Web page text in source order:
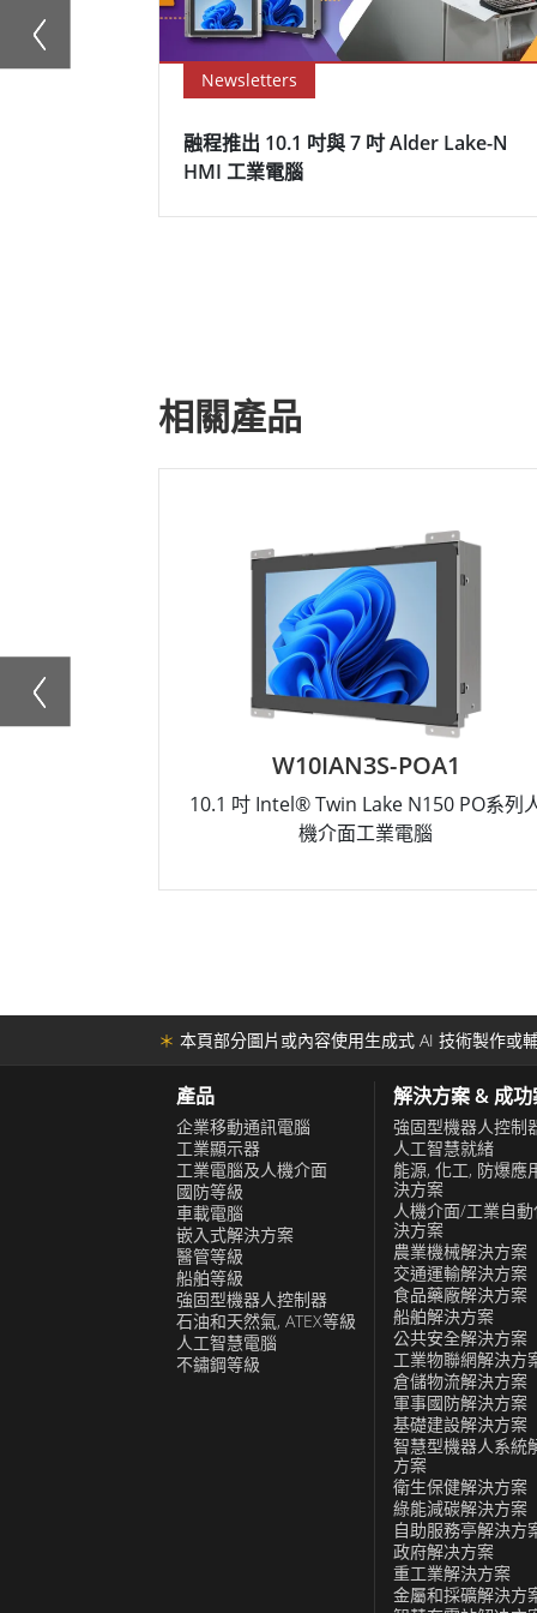
Newsletters
融程推出 10.1 吋與 7 吋 Alder Lake-N
HMI 工業電腦
相關產品
W10IAN3S-POA1
10.1 吋 Intel® Twin Lake N150 PO系列
機介面工業電腦
＊ 本頁部分圖片或內容使用生成式 AI 技術製作或
產品
企業移動通訊電腦
工業顯示器
工業電腦及人機介面
國防等級
車載電腦
嵌入式解決方案
醫管等級
船舶等級
強固型機器人控制器
石油和天然氣, ATEX等級
人工智慧電腦
不鏽鋼等級
解決方案 & 成
強固型機器人控制
人工智慧就緒
能源, 化工, 防爆應
決方案
人機介面/工業自
決方案
農業機械解決方案
交通運輸解決方案
食品藥廠解決方案
船舶解決方案
公共安全解決方案
工業物聯網解決方
倉儲物流解決方案
軍事國防解決方案
基礎建設解決方案
智慧型機器人系統
方案
衛生保健解決方案
綠能減碳解決方案
自助服務亭解決方
政府解决方案
重工業解決方案
金屬和採礦解決方